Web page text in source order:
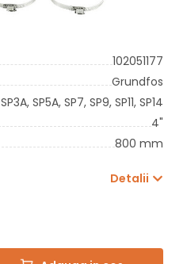
102051177
Grundfos
SP3A, SP5A, SP7, SP9, SP11, SP14
4"
800 mm
Detalii